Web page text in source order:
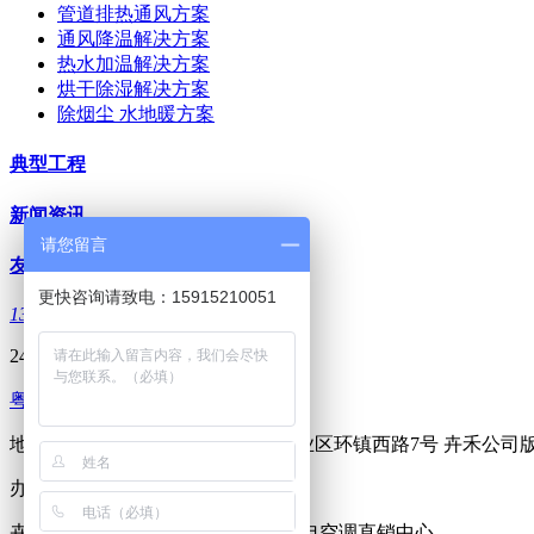
管道排热通风方案
通风降温解决方案
热水加温解决方案
烘干除湿解决方案
除烟尘 水地暖方案
典型工程
新闻资讯
友情链接
13726330717
24小时咨询电话
粤ICP备17017439号
地址：佛山市顺德区陈村镇广隆工业区环镇西路7号 卉禾公司
办公室电话：0757-26366377
请您留言
更快咨询请致电：15915210051